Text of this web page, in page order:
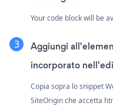
Your code block will be
Aggiungi
incorporato
Copia sopra lo snippet
SiteOrigin che accetta